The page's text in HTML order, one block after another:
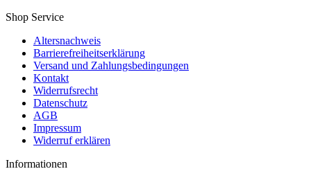
Shop Service
Altersnachweis
Barrierefreiheitserklärung
Versand und Zahlungsbedingungen
Kontakt
Widerrufsrecht
Datenschutz
AGB
Impressum
Widerruf erklären
Informationen